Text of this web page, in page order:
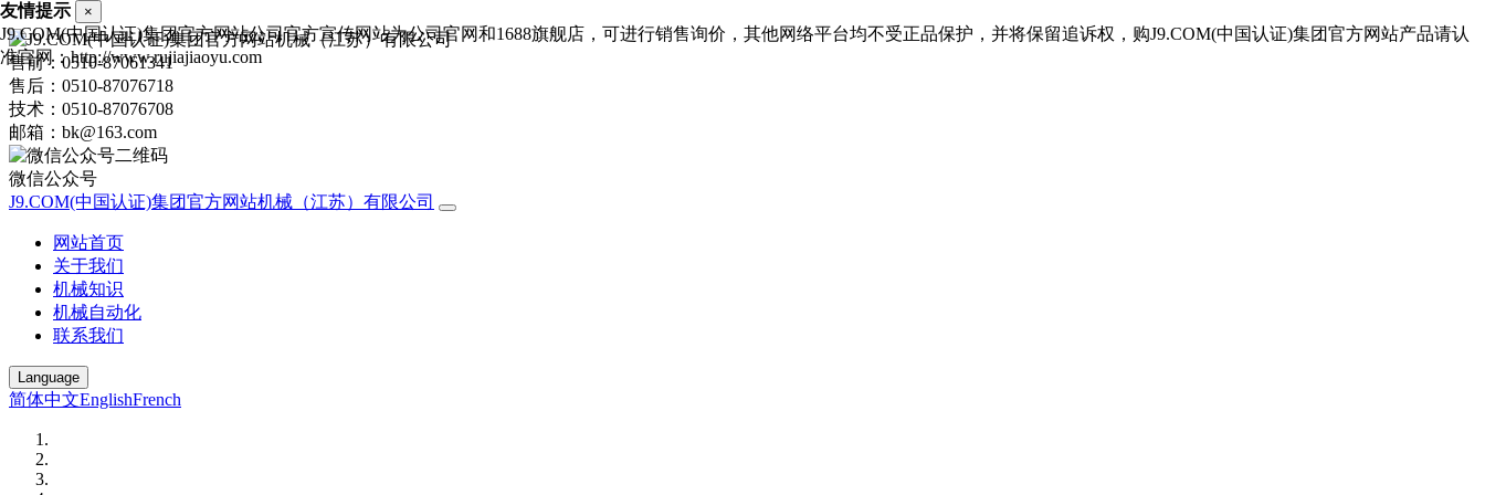
售前：0510-87061341
售后：0510-87076718
技术：0510-87076708
邮箱：bk@163.com
微信公众号
J9.COM(中国认证)集团官方网站机械（江苏）有限公司
网站首页
关于我们
机械知识
机械自动化
联系我们
Language
简体中文EnglishFrench
友情提示 ×
J9.COM(中国认证)集团官方网站公司官方宣传网站为公司官网和1688旗舰店，可进行销售询价，其他网络平台均不受正品保护，并将保留追诉权，购J9.COM(中国认证)集团官方网站产品请认
准官网：http://www.rujiajiaoyu.com